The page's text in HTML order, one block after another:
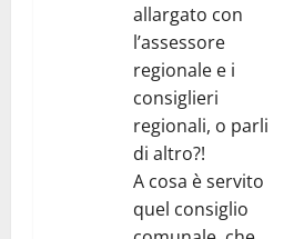
allargato con
l’assessore
regionale e i
consiglieri
regionali, o parli
di altro?!
A cosa è servito
quel consiglio